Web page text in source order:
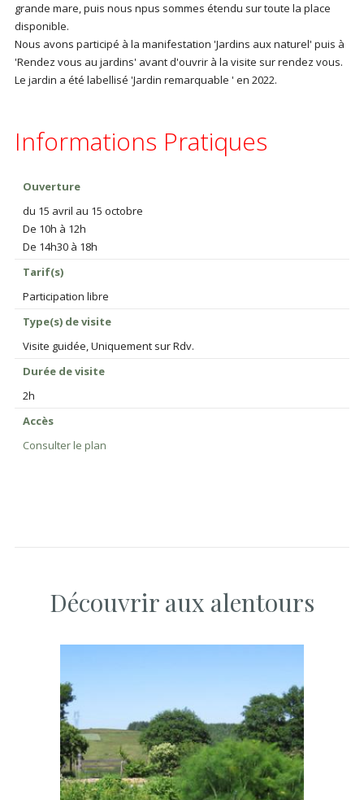
grande mare, puis nous npus sommes étendu sur toute la place
disponible.
Nous avons participé à la manifestation 'Jardins aux naturel' puis à
'Rendez vous au jardins' avant d'ouvrir à la visite sur rendez vous.
Le jardin a été labellisé 'Jardin remarquable ' en 2022.
Informations Pratiques
Ouverture
du 15 avril au 15 octobre
De 10h à 12h
De 14h30 à 18h
Tarif(s)
Participation libre
Type(s) de visite
Visite guidée, Uniquement sur Rdv.
Durée de visite
2h
Accès
Consulter le plan
Découvrir aux alentours